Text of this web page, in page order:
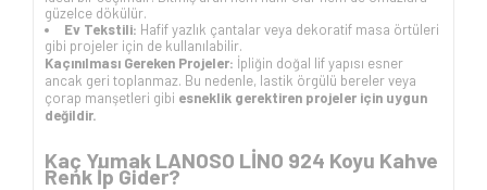
güzelce dökülür.
Ev Tekstili: Hafif yazlık çantalar veya dekoratif masa örtüleri
gibi projeler için de kullanılabilir.
Kaçınılması Gereken Projeler: İpliğin doğal lif yapısı esner
ancak geri toplanmaz. Bu nedenle, lastik örgülü bereler veya
çorap manşetleri gibi esneklik gerektiren projeler için uygun
değildir.
Kaç Yumak LANOSO LİNO 924 Koyu Kahve
Renk İp Gider?